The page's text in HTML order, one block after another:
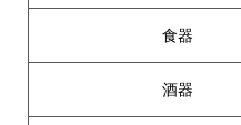
食器
酒器